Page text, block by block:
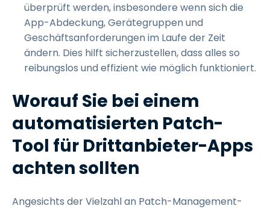
überprüft werden, insbesondere wenn sich die
App-Abdeckung, Gerätegruppen und
Geschäftsanforderungen im Laufe der Zeit
ändern. Dies hilft sicherzustellen, dass alles so
reibungslos und effizient wie möglich funktioniert.
Worauf Sie bei einem
automatisierten Patch-
Tool für Drittanbieter-Apps
achten sollten
Angesichts der Vielzahl an Patch-Management-